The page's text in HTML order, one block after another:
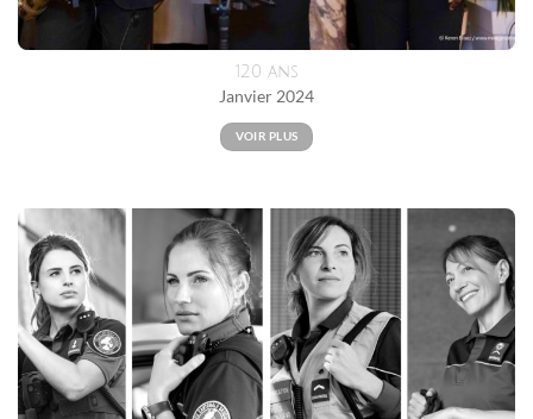
120 ans
Janvier 2024
VOIR PLUS